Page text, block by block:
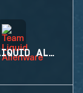
TEAM LIQUID ALIENWARE